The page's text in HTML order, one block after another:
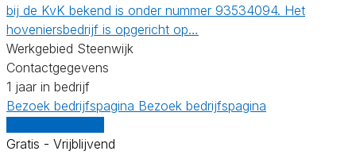
bij de KvK bekend is onder nummer 93534094. Het
hoveniersbedrijf is opgericht op…
Werkgebied Steenwijk
Contactgegevens
1 jaar in bedrijf
Bezoek bedrijfspagina Bezoek bedrijfspagina
Gratis - Vrijblijvend